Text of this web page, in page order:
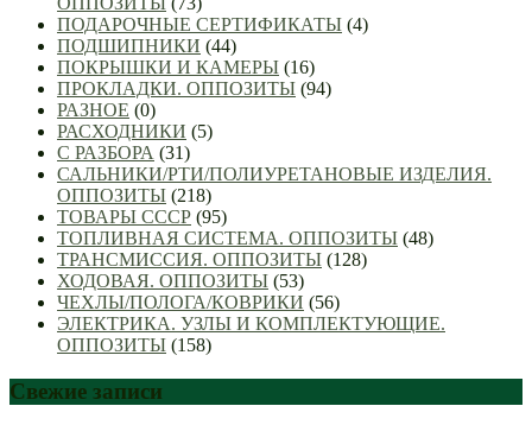
ПОДАРОЧНЫЕ СЕРТИФИКАТЫ (4)
ПОДШИПНИКИ (44)
ПОКРЫШКИ И КАМЕРЫ (16)
ПРОКЛАДКИ. ОППОЗИТЫ (94)
РАЗНОЕ (0)
РАСХОДНИКИ (5)
С РАЗБОРА (31)
САЛЬНИКИ/РТИ/ПОЛИУРЕТАНОВЫЕ ИЗДЕЛИЯ.
ОППОЗИТЫ (218)
ТОВАРЫ СССР (95)
ТОПЛИВНАЯ СИСТЕМА. ОППОЗИТЫ (48)
ТРАНСМИССИЯ. ОППОЗИТЫ (128)
ХОДОВАЯ. ОППОЗИТЫ (53)
ЧЕХЛЫ/ПОЛОГА/КОВРИКИ (56)
ЭЛЕКТРИКА. УЗЛЫ И КОМПЛЕКТУЮЩИЕ.
ОППОЗИТЫ (158)
Свежие записи